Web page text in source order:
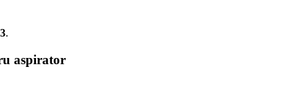
.
aspirator